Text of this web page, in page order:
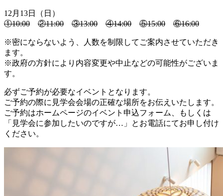
12月13日（日）
①10:00
②11:00 ③13:00 ④14:00 ⑤15:00 ⑥16:00
※密にならないよう、人数を制限してご案内させていただき
ます。
※政府の方針により内容変更や中止などの可能性がございま
す。
必ずご予約が必要なイベントとなります。
ご予約の際に見学会会場の正確な場所をお伝えいたします。
ご予約はホームページのイベント申込フォーム、もしくは
「見学会に参加したいのですが…」とお電話にてお申し付け
ください。